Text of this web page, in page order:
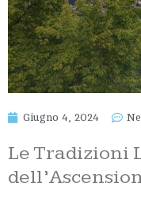
Giugno 4, 2024
Le Tradizioni